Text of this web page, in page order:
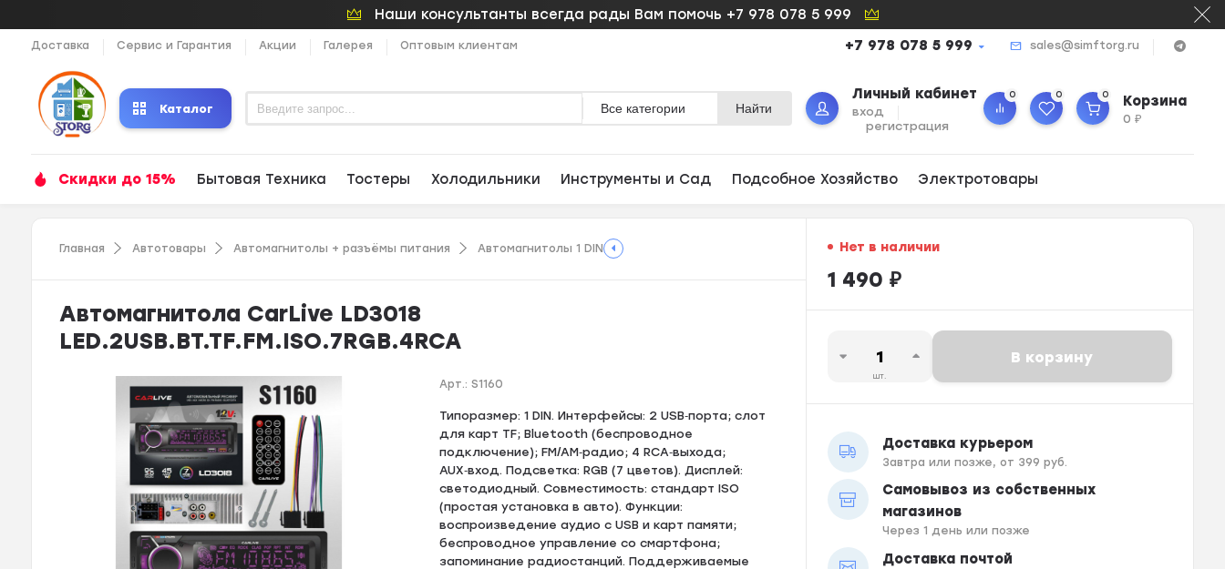
Наши консультанты всегда рады Вам помочь +7 978 078 5 999
Доставка Сервис и Гарантия Акции Галерея Оптовым клиентам +7 978 078 5 999 sales@simftorg.ru
Каталог Все категории Найти
Личный кабинет
вход
регистрация
0 0 0 Корзина
0₽
Скидки до 15% Бытовая Техника Тостеры Холодильники Инструменты и Сад Подсобное Хозяйство Электротовары
Главная Автотовары Автомагнитолы + разъёмы питания Автомагнитолы 1 DIN
Автомагнитола CarLive LD3018
LED.2USB.BT.TF.FM.ISO.7RGB.4RCA
Арт.:S1160
Типоразмер: 1 DIN. Интерфейсы: 2 USB‑порта; слот
для карт TF; Bluetooth (беспроводное
подключение); FM/AM‑радио; 4 RCA‑выхода;
AUX‑вход. Подсветка: RGB (7 цветов). Дисплей:
светодиодный. Совместимость: стандарт ISO
(простая установка в авто). Функции:
воспроизведение аудио с USB и карт памяти;
беспроводное управление со смартфона;
запоминание радиостанций. Поддерживаемые
Нет в наличии
1 490 ₽
шт.
В корзину
Доставка курьером
Завтра или позже, от 399 руб.
Самовывоз из собственных
магазинов
Через 1 день или позже
Доставка почтой